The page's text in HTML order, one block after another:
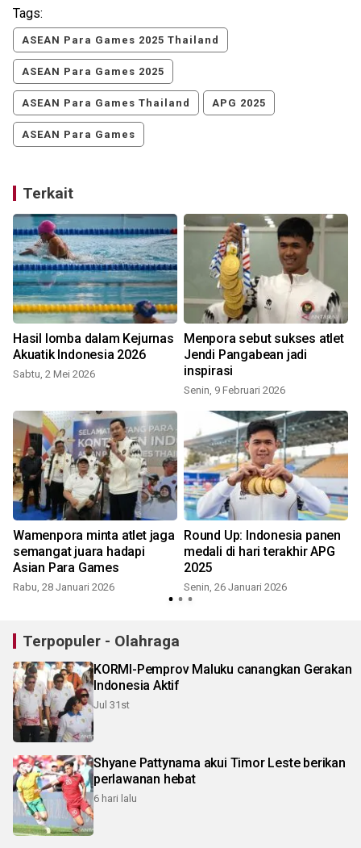
Tags:
ASEAN Para Games 2025 Thailand
ASEAN Para Games 2025
ASEAN Para Games Thailand APG 2025
ASEAN Para Games
Terkait
Hasil lomba dalam Kejurnas
Akuatik Indonesia 2026
Sabtu, 2 Mei 2026
Menpora sebut sukses atlet
Jendi Pangabean jadi
inspirasi
Senin, 9 Februari 2026
Wamenpora minta atlet jaga
semangat juara hadapi
Asian Para Games
Rabu, 28 Januari 2026
Round Up: Indonesia panen
medali di hari terakhir APG
2025
Senin, 26 Januari 2026
Terpopuler - Olahraga
KORMI-Pemprov Maluku canangkan Gerakan
Indonesia Aktif
Jul 31st
Shyane Pattynama akui Timor Leste berikan
perlawanan hebat
6 hari lalu